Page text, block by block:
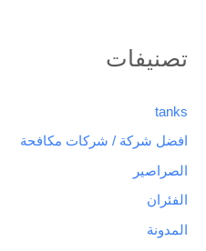
تصنيفات
tanks
افضل شركة / شركات مكافحة
الصراصير
الفئران
المدونة